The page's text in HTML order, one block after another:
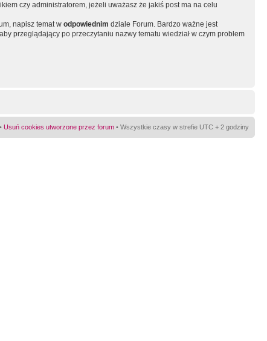
czy administratorem, jeżeli uważasz że jakiś post ma na celu
napisz temat w odpowiednim dziale Forum. Bardzo ważne jest
przeglądający po przeczytaniu nazwy tematu wiedział w czym problem
• Usuń cookies utworzone przez forum • Wszystkie czasy w strefie UTC + 2 godziny